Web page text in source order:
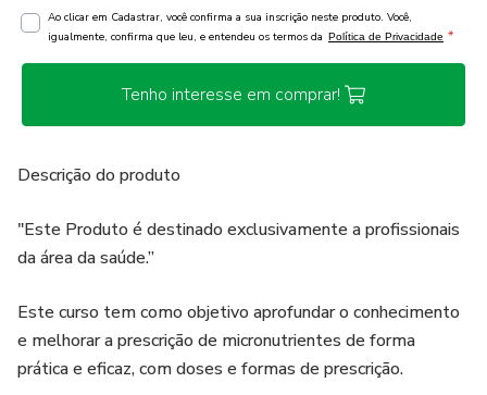
Ao clicar em Cadastrar, você confirma a sua inscrição neste produto. Você,
igualmente, confirma que leu, e entendeu os termos da Política de Privacidade *
Tenho interesse em comprar!
Descrição do produto
"Este Produto é destinado exclusivamente a profissionais
da área da saúde.”
Este curso tem como objetivo aprofundar o conhecimento
e melhorar a prescrição de micronutrientes de forma
prática e eficaz, com doses e formas de prescrição.